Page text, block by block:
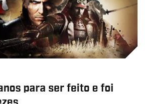
para ser feito e foi